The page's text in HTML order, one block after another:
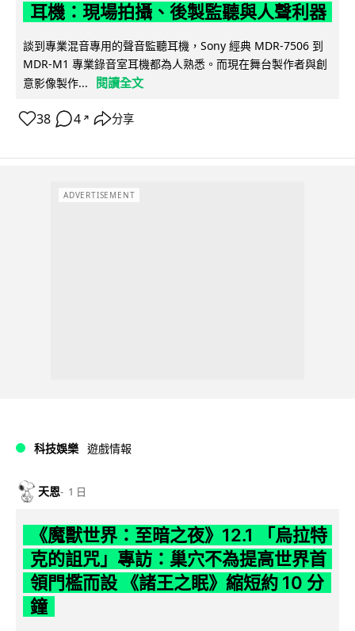
耳機：現場拍攝、後製監聽與人聲利器
談到專業混音專用的聲音監聽耳機，Sony 經典 MDR-7506 到
MDR-M1 專業錄音室耳機都為人熟悉。而現在舞台製作者與創
意影像製作...
閱讀全文
38 4 ↗ 分享
ADVERTISEMENT
科技娛樂 遊戲情報
天恩 1 日
《魔獸世界：至暗之夜》12.1 「烏拉特
克的詛咒」專訪：巢穴不為提高世界首
領門檻而設 《諸王之眠》縮短約 10 分
鐘